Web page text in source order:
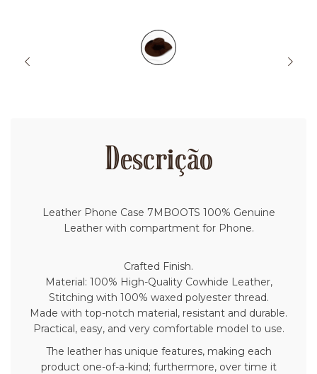
Descrição
Leather Phone Case 7MBOOTS 100% Genuine
Leather with compartment for Phone.
Crafted Finish.
Material: 100% High-Quality Cowhide Leather,
Stitching with 100% waxed polyester thread.
Made with top-notch material, resistant and durable.
Practical, easy, and very comfortable model to use.
The leather has unique features, making each
product one-of-a-kind; furthermore, over time it